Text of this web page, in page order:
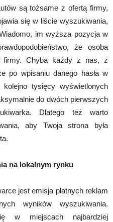
są tożsame z ofertą firmy,
się w liście wyszukiwania,
im wyższa pozycja w
że osoba
firmy. Chyba każdy z nas, z
po wpisaniu danego hasła w
tysięcy wyświetlonych
do dwóch pierwszych
Dlatego też warto
aby Twoja strona była
na lokalnym rynku
jest emisja płatnych reklam
wyników wyszukiwania.
w miejscach najbardziej